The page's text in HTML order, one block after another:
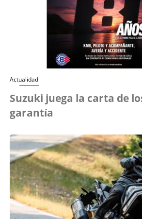
Actualidad
Suzuki juega la carta de
garantía